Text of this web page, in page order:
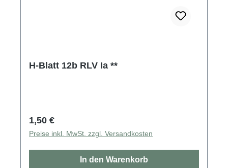
H-Blatt 12b RLV Ia **
Regulärer Preis:
1,50 €
Preise inkl. MwSt. zzgl. Versandkosten
In den Warenkorb